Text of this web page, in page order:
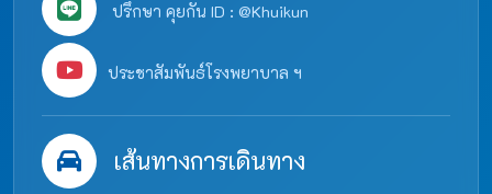
ปรึกษา คุยกัน ID : @Khuikun
ประชาสัมพันธ์โรงพยาบาล ฯ
เส้นทางการเดินทาง